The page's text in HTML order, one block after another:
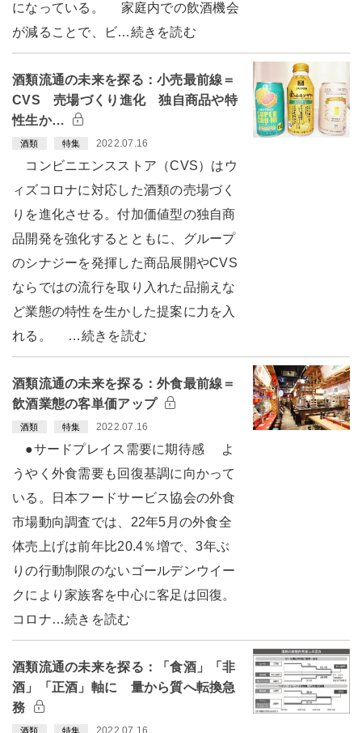
になっている。 家庭内での飲酒機会
が減ることで、ビ…続きを読む
酒類流通の未来を探る：小売最前線＝
CVS 売場づくり進化 独自商品や特
性生か…
酒類 特集 2022.07.16
コンビニエンスストア（CVS）はウ
ィズコロナに対応した酒類の売場づく
りを進化させる。付加価値型の独自商
品開発を強化するとともに、グループ
のシナジーを発揮した商品展開やCVS
ならではの流行を取り入れた品揃えな
ど業態の特性を生かした提案に力を入
れる。 …続きを読む
酒類流通の未来を探る：外食最前線＝
飲酒業態の客単価アップ
酒類 特集 2022.07.16
●サードプレイス需要に期待感 よ
うやく外食需要も回復基調に向かって
いる。日本フードサービス協会の外食
市場動向調査では、22年5月の外食全
体売上げは前年比20.4％増で、3年ぶ
りの行動制限のないゴールデンウイー
クにより家族客を中心に客足は回復。
コロナ…続きを読む
酒類流通の未来を探る：「食酒」「非
酒」「正酒」軸に 量から質へ転換急
務
酒類 特集 2022.07.16